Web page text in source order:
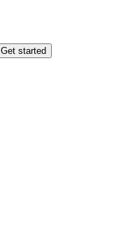
Get started